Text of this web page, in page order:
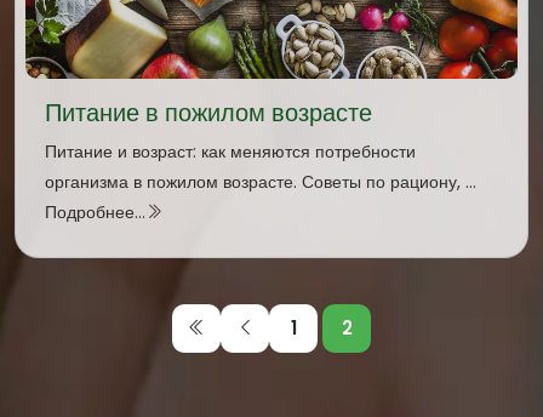
Питание в пожилом возрасте
Питание и возраст: как меняются потребности
организма в пожилом возрасте. Советы по рациону, ...
Подробнее...
1 2